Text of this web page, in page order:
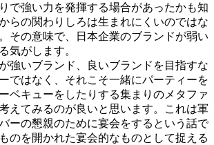
で強い力を発揮する場合があったかも知
らの関わりしろは生まれにくいのではな
その意味で、日本企業のブランドが弱い
気がします。
強いブランド、良いブランドを目指すな
ではなく、それこそ一緒にパーティーを
ベキューをしたりする集まりのメタファ
えてみるのが良いと思います。これは軍
ーの懇親のために宴会をするという話で
のを開かれた宴会的なものとして捉える